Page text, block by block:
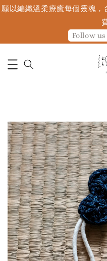
願以編織溫柔療癒每個靈魂
Follow